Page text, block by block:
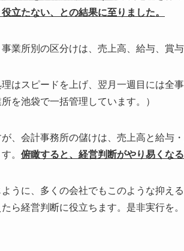
立たない、との結果に至りました。
業所別の区分けは、売上高、給与、賞与
はスピードを上げ、翌月一週目には全
を池袋で一括管理しています。）
、会計事務所の儲けは、売上高と給与
。 俯瞰すると、経営判断がやり易くな
うに、多くの会社でもこのような抑え
ら経営判断に役立ちます。是非実行を。